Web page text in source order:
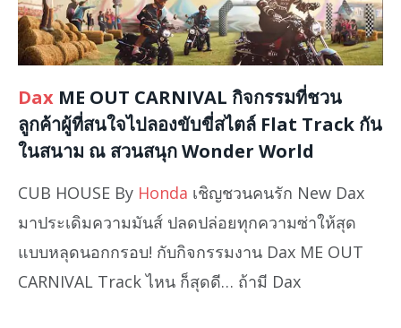
Dax ME OUT CARNIVAL กิจกรรมที่ชวน
ลูกค้าผู้ที่สนใจไปลองขับขี่สไตล์ Flat Track กัน
ในสนาม ณ สวนสนุก Wonder World
CUB HOUSE By Honda เชิญชวนคนรัก New Dax
มาประเดิมความมันส์ ปลดปล่อยทุกความซ่าให้สุด
แบบหลุดนอกกรอบ! กับกิจกรรมงาน Dax ME OUT
CARNIVAL Track ไหน ก็สุดดี… ถ้ามี Dax